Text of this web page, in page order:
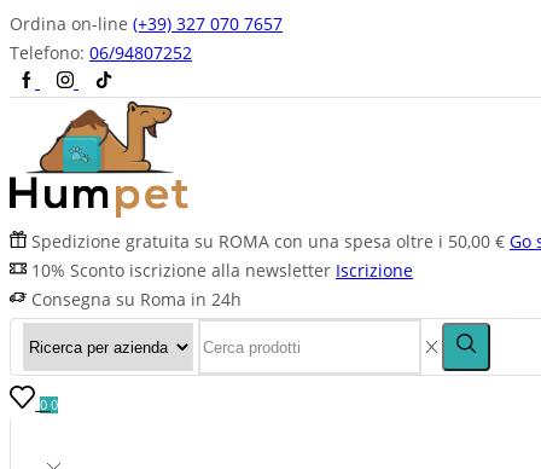
Ordina on-line (+39) 327 070 7657
Telefono: 06/94807252
Spedizione gratuita su ROMA con una spesa oltre i 50,00 € Go
10% Sconto iscrizione alla newsletter Iscrizione
Consegna su Roma in 24h
0 0